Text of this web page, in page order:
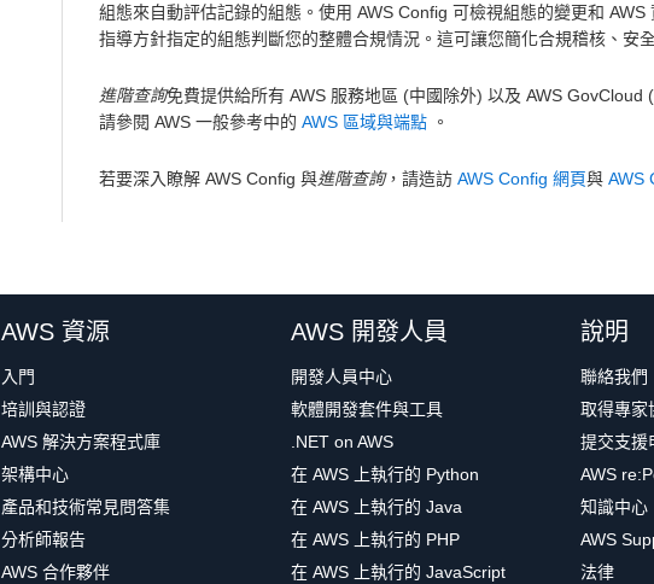
組態來自動評估記錄的組態。使用 AWS Config 可檢視組態的變更和
指導方針指定的組態判斷您的整體合規情況。這可讓您簡化合規稽核、安
進階查詢免費提供給所有 AWS 服務地區 (中國除外) 以及 AWS
請參閱 AWS 一般參考中的 AWS 區域與端點 。
若要深入瞭解 AWS Config 與進階查詢，請造訪 AWS Config 網頁與 AWS
AWS 資源
入門
培訓與認證
AWS 解決方案程式庫
架構中心
產品和技術常見問答集
分析師報告
AWS 合作夥伴
AWS 開發人員
開發人員中心
軟體開發套件與工具
.NET on AWS
在 AWS 上執行的 Python
在 AWS 上執行的 Java
在 AWS 上執行的 PHP
在 AWS 上執行的 JavaScript
說明
聯絡我們
取得專家
提交支援
AWS
知識中心
AWS
法律